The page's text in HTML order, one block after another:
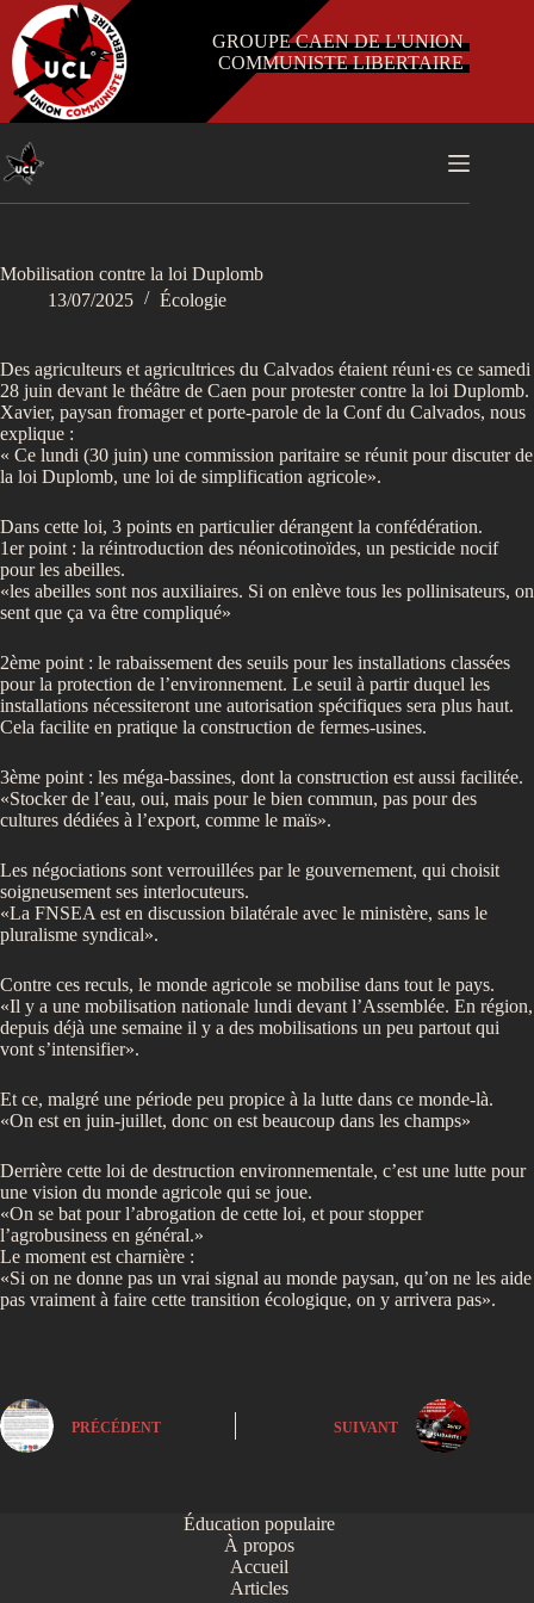
Passer
contenu
GROUPE CAEN DE L'UNION
COMMUNISTE LIBERTAIRE
Mobilisation contre la loi Duplomb
13/07/2025
Écologie
Des agriculteurs et agricultrices du Calvados étaient réuni·es ce samedi
28 juin devant le théâtre de Caen pour protester contre la loi Duplomb.
Xavier, paysan fromager et porte-parole de la Conf du Calvados, nous
explique :
« Ce lundi (30 juin) une commission paritaire se réunit pour discuter de
la loi Duplomb, une loi de simplification agricole».
Dans cette loi, 3 points en particulier dérangent la confédération.
1er point : la réintroduction des néonicotinoïdes, un pesticide nocif
pour les abeilles.
«les abeilles sont nos auxiliaires. Si on enlève tous les pollinisateurs, on
sent que ça va être compliqué»
2ème point : le rabaissement des seuils pour les installations classées
pour la protection de l’environnement. Le seuil à partir duquel les
installations nécessiteront une autorisation spécifiques sera plus haut.
Cela facilite en pratique la construction de fermes-usines.
3ème point : les méga-bassines, dont la construction est aussi facilitée.
«Stocker de l’eau, oui, mais pour le bien commun, pas pour des
cultures dédiées à l’export, comme le maïs».
Les négociations sont verrouillées par le gouvernement, qui choisit
soigneusement ses interlocuteurs.
«La FNSEA est en discussion bilatérale avec le ministère, sans le
pluralisme syndical».
Contre ces reculs, le monde agricole se mobilise dans tout le pays.
«Il y a une mobilisation nationale lundi devant l’Assemblée. En région,
depuis déjà une semaine il y a des mobilisations un peu partout qui
vont s’intensifier».
Et ce, malgré une période peu propice à la lutte dans ce monde-là.
«On est en juin-juillet, donc on est beaucoup dans les champs»
Derrière cette loi de destruction environnementale, c’est une lutte pour
une vision du monde agricole qui se joue.
«On se bat pour l’abrogation de cette loi, et pour stopper
l’agrobusiness en général.»
Le moment est charnière :
«Si on ne donne pas un vrai signal au monde paysan, qu’on ne les aide
pas vraiment à faire cette transition écologique, on y arrivera pas».
PRÉCÉDENT SUIVANT
Éducation populaire
À propos
Accueil
Articles